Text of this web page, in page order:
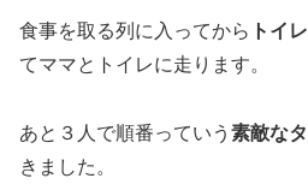
食事を取る列に入ってから トイレ
てママとトイレに走ります。
あと３人で順番っていう 素敵な
きました。